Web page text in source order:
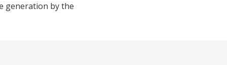
generation by the